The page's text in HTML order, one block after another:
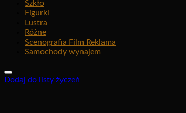
Szkło
Figurki
Lustra
Różne
Scenografia Film Reklama
Samochody wynajem
Dodaj do listy życzeń